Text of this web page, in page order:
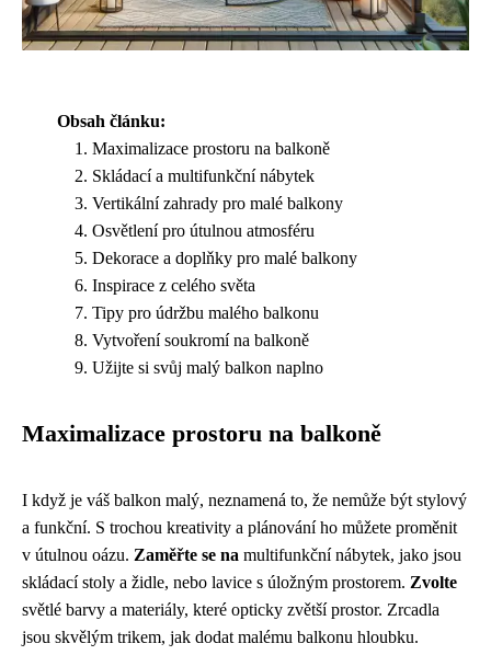
Obsah článku:
Maximalizace prostoru na balkoně
Skládací a multifunkční nábytek
Vertikální zahrady pro malé balkony
Osvětlení pro útulnou atmosféru
Dekorace a doplňky pro malé balkony
Inspirace z celého světa
Tipy pro údržbu malého balkonu
Vytvoření soukromí na balkoně
Užijte si svůj malý balkon naplno
Maximalizace prostoru na balkoně
I když je váš balkon malý, neznamená to, že nemůže být stylový
a funkční. S trochou kreativity a plánování ho můžete proměnit
v útulnou oázu. Zaměřte se na multifunkční nábytek, jako jsou
skládací stoly a židle, nebo lavice s úložným prostorem. Zvolte
světlé barvy a materiály, které opticky zvětší prostor. Zrcadla
jsou skvělým trikem, jak dodat malému balkonu hloubku.